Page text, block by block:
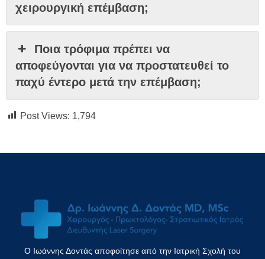
χειρουργική επέμβαση;
Ποια τρόφιμα πρέπει να
αποφεύγονται για να προστατευθεί το
παχύ έντερο μετά την επέμβαση;
Post Views: 1,794
Ο Ιωάννης Δοντάς αποφοίτησε από την Ιατρική Σχολή του